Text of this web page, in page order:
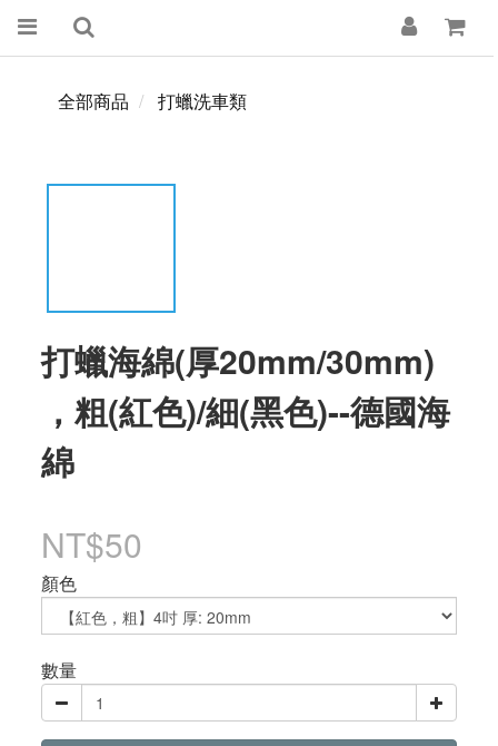
全部商品 打蠟洗車類
打蠟海綿(厚20mm/30mm)
，粗(紅色)/細(黑色)--德國海
綿
NT$50
顏色
數量